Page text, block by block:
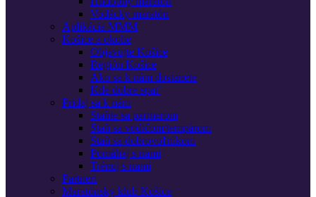
Vodácky maratón
Aplikácia MMM
Košice a okolie
Objavujte Košice
Región Košice
Ako sa k nám dostanete
Kde dobre spať
Pridaj sa k nám
Staňte sa partnerom
Staň sa vodičom/tempárom
Staň sa dobrovoľníkom
Pomáhaj s nami
Trénuj s nami
Partneri
Maratónsky klub Košice